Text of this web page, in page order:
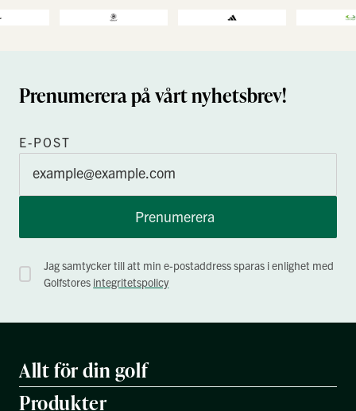
Prenumerera på vårt nyhetsbrev!
E-POST
Prenumerera
Jag samtycker till att min e-postaddress sparas i enlighet med
Golfstores integritetspolicy
Allt för din golf
Produkter